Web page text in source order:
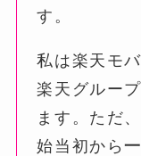
す。
私は楽天モ
楽天グルー
ます。ただ
始当初から